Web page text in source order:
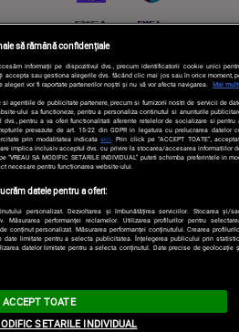
să rămână confidențiale
informații pe dispozitivul dvs., precum identificatorii cookie unici
accepta sau gestiona alegerile dvs. făcând clic mai jos sau în orice moment,
vor fi raportate partenerilor noștri și nu vă vor afecta navigarea.
Mai
agentiile de publicitate partenere, precum si furnizorii nostri de servicii de
ului sa functioneze, pentru a personaliza continutul si anunturile
pentru a va oferi functionalitati aferente retelelor de socializare si pentru
prevazute de art. 15-22 din GDPR in legatura cu prelucrarea datelor
prin modalitatea indicataaici . Prin click pe “ACCEPT TOATE”,
implica inclusiv acceptul dvs. cu privire la stocarea/accesarea informatiilor
SA MODIFIC SETARILE INDIVIDUAL” puteti schimba preferintele in
necesare pentru functionarea website-ului.
datele pentru a oferi:
personalizat. Dezvoltarea și îmbunătățirea serviciilor. Stocarea și/
performanței reclamelor. Utilizarea profilurilor pentru
conținut personalizat. Măsurarea performanței conținutului. Crearea
date limitate pentru a selecta publicitatea. Înțelegerea publicului prin
datelor limitate pentru a selecta conținutul. Date precise de geolocație
ACCEPT TOATE
SETARILE INDIVIDUAL